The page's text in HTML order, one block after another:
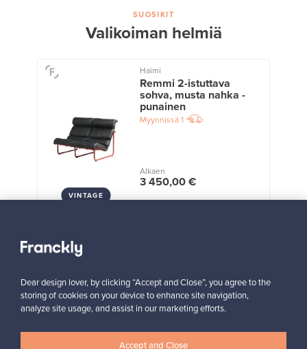
SUOSIKIT
Valikoiman helmiä
VINTAGE
Haimi
Remmi 2-istuttava
sohva, musta nahka -
punainen
Myynnissä1
Alkaen
3 450,00 €
Haluatko inspiroitua designista?
Dear design lover, by clicking “Accept and Close”, you agree to the
storing of cookies on your device to enhance site navigation,
analyze site usage, and assist in our marketing efforts.
Accept and Close